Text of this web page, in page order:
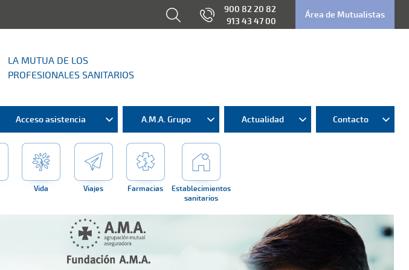
900 82 20 82
913 43 47 00
Área de Mutualistas
LA MUTUA DE LOS
PROFESIONALES SANITARIOS
Acceso asistencia A.M.A. Grupo Actualidad Contacto
Vida Viajes Farmacias
Establecimientos
sanitarios